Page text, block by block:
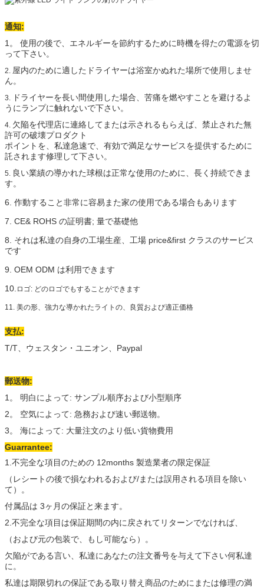
通知:
1。 使用の後で、エネルギーを節約するために時機を得たの電源を切
って下さい。
2. 屋内のために適したドライヤーは浴室かぬれた場所で使用しませ
ん。
3. ドライヤーを長い間使用した場合、苦痛を燃やすことを避けるよ
うにランプに触れないで下さい。
4. 欠陥を代理店に連絡してまたは示されるもらえば、禁止された無
許可の破壊プロダクト
ポイントを、私達急速で、有効で満足なサービスを提供するために
託されます修理して下さい。
5. 良い業績の導かれた球根は正常な使用のために、長く持続できま
す。
6. 作動すること非常に容易また家の使用である場合もあります
7. CE& ROHS の証明書; 量で基礎他
8. それは私達の自身の工場生産、工場 price&first クラスのサービス
です
9. OEM ODM は利用できます
10. ロゴ: どのロゴでもすることができます
11. 美の形、強力な導かれたライトの、良質および適正価格
支払:
T/T、ウェスタン・ユニオン、Paypal
郵送物:
1。 明白によって: サンプル順序および小型順序
2。 空気によって: 急務および速い郵送物。
3。 海によって: 大量注文のより低い貨物費用
Guarrantee:
1.不完全な項目のための 12months 製造業者の限定保証
（レシートの後で損なわれるおよび/または誤用される項目を除い
て）。
付属品は 3ヶ月の保証と来ます。
2.不完全な項目は保証期間の内に戻されてリターンでなければ、
（および元の包装で、もし可能なら）。
欠陥がである言い、私達にあなたの注文番号を与えて下さい何私達
に。
私達は期限切れの保証である取り替え商品のためにまたは修理の満